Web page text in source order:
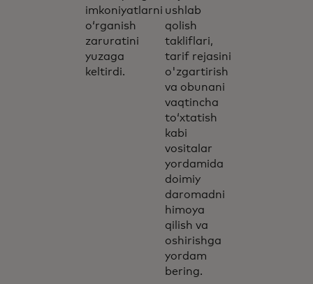
imkoniyatlarni
o‘rganish
zaruratini
yuzaga
keltirdi.
ushlab
qolish
takliflari,
tarif rejasini
o'zgartirish
va obunani
vaqtincha
to‘xtatish
kabi
vositalar
yordamida
doimiy
daromadni
himoya
qilish va
oshirishga
yordam
bering.